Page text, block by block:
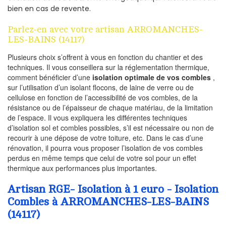
bien en cas de revente.
Parlez-en avec votre artisan ARROMANCHES-
LES-BAINS (14117)
Plusieurs choix s’offrent à vous en fonction du chantier et des
techniques. Il vous conseillera sur la réglementation thermique,
comment bénéficier d’une isolation optimale de vos combles ,
sur l’utilisation d’un isolant flocons, de laine de verre ou de
cellulose en fonction de l’accessibilité de vos combles, de la
résistance ou de l’épaisseur de chaque matériau, de la limitation
de l’espace. Il vous expliquera les différentes techniques
d’isolation sol et combles possibles, s’il est nécessaire ou non de
recourir à une dépose de votre toiture, etc. Dans le cas d’une
rénovation, il pourra vous proposer l’isolation de vos combles
perdus en même temps que celui de votre sol pour un effet
thermique aux performances plus importantes.
Artisan RGE- Isolation à 1 euro - Isolation
Combles à ARROMANCHES-LES-BAINS
(14117)